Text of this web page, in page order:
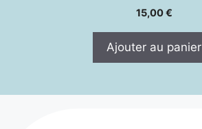
15,00€
Ajouter au panier